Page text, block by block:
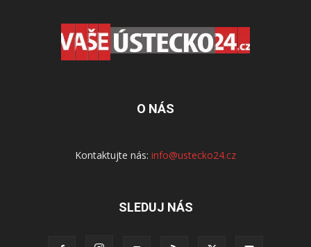
O NÁS
Kontaktujte nás: info@ustecko24.cz
SLEDUJ NÁS